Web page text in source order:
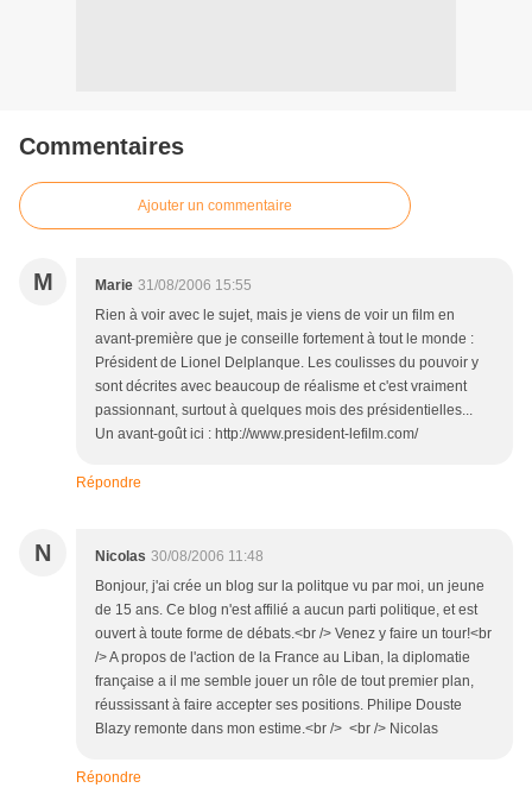
Commentaires
Ajouter un commentaire
M Marie 31/08/2006 15:55
Rien à voir avec le sujet, mais je viens de voir un film en
avant-première que je conseille fortement à tout le monde :
Président de Lionel Delplanque. Les coulisses du pouvoir y
sont décrites avec beaucoup de réalisme et c'est vraiment
passionnant, surtout à quelques mois des présidentielles...
Un avant-goût ici : http://www.president-lefilm.com/
Répondre
N Nicolas 30/08/2006 11:48
Bonjour, j'ai crée un blog sur la politque vu par moi, un jeune
de 15 ans. Ce blog n'est affilié a aucun parti politique, et est
ouvert à toute forme de débats.<br /> Venez y faire un tour!<br
/> A propos de l'action de la France au Liban, la diplomatie
française a il me semble jouer un rôle de tout premier plan,
réussissant à faire accepter ses positions. Philipe Douste
Blazy remonte dans mon estime.<br /> <br /> Nicolas
Répondre